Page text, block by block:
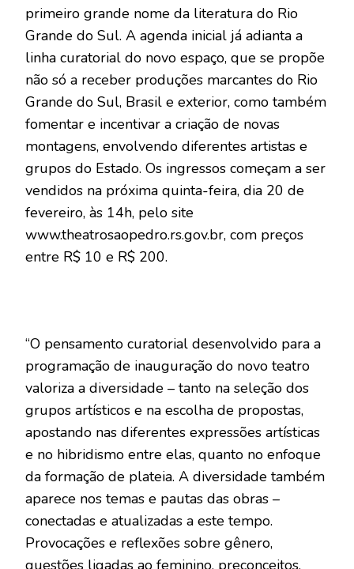
primeiro grande nome da literatura do Rio
Grande do Sul. A agenda inicial já adianta a
linha curatorial do novo espaço, que se propõe
não só a receber produções marcantes do Rio
Grande do Sul, Brasil e exterior, como também
fomentar e incentivar a criação de novas
montagens, envolvendo diferentes artistas e
grupos do Estado. Os ingressos começam a ser
vendidos na próxima quinta-feira, dia 20 de
fevereiro, às 14h, pelo site
www.theatrosaopedro.rs.gov.br, com preços
entre R$ 10 e R$ 200.
“O pensamento curatorial desenvolvido para a
programação de inauguração do novo teatro
valoriza a diversidade – tanto na seleção dos
grupos artísticos e na escolha de propostas,
apostando nas diferentes expressões artísticas
e no hibridismo entre elas, quanto no enfoque
da formação de plateia. A diversidade também
aparece nos temas e pautas das obras –
conectadas e atualizadas a este tempo.
Provocações e reflexões sobre gênero,